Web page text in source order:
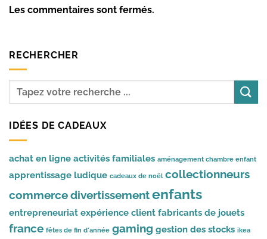
Les commentaires sont fermés.
RECHERCHER
IDÉES DE CADEAUX
achat en ligne activités familiales aménagement chambre enfant
apprentissage ludique cadeaux de noël collectionneurs
commercedivertissementenfants
entrepreneuriat expérience client fabricants de jouets
france fêtes de fin d'année gaming gestion des stocks ikea